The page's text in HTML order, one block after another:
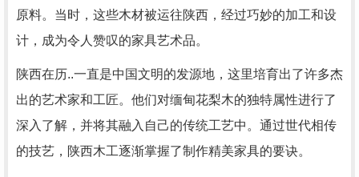
原料。当时，这些木材被运往陕西，经过巧妙的加工和设
计，成为令人赞叹的家具艺术品。
陕西在历..一直是中国文明的发源地，这里培育出了许多杰
出的艺术家和工匠。他们对缅甸花梨木的独特属性进行了
深入了解，并将其融入自己的传统工艺中。通过世代相传
的技艺，陕西木工逐渐掌握了制作精美家具的要诀。